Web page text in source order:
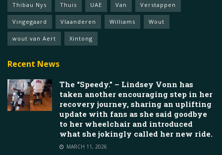
Thibau Nys Thuis UAE Van Verstappen
Vingegaard Vlaanderen Williams Wout
wout van Aert Xintong
Recent News
The “Speedy.” – Lindsey Vonn has
taken another encouraging step in her
recovery journey, sharing an uplifting
update with fans as she said goodbye
to her wheelchair and introduced
what she jokingly called her new ride.
MARCH 11, 2026